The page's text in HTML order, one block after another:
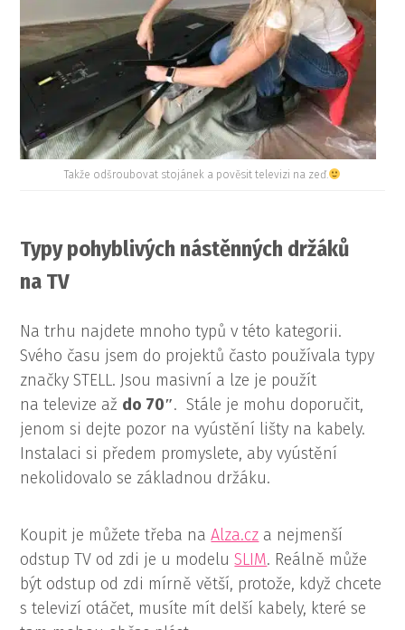
Takže odšroubovat stojánek a pověsit televizi na zeď.
Typy pohyblivých nástěnných držáků
na TV
Na trhu najdete mnoho typů v této kategorii.
Svého času jsem do projektů často používala typy
značky STELL. Jsou masivní a lze je použít
na televize až do 70″. Stále je mohu doporučit,
jenom si dejte pozor na vyústění lišty na kabely.
Instalaci si předem promyslete, aby vyústění
nekolidovalo se základnou držáku.
Koupit je můžete třeba naAlza.cz a nejmenší
odstup TV od zdi je u modeluSLIM. Reálně může
být odstup od zdi mírně větší, protože, když chcete
s televizí otáčet, musíte mít delší kabely, které se